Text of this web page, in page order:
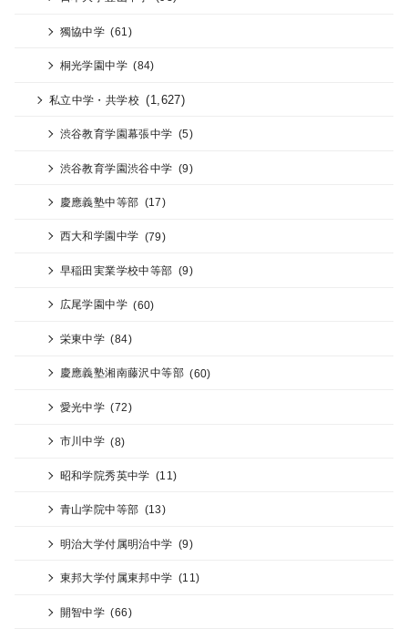
獨協中学 (61)
桐光学園中学 (84)
私立中学・共学校 (1,627)
渋谷教育学園幕張中学 (5)
渋谷教育学園渋谷中学 (9)
慶應義塾中等部 (17)
西大和学園中学 (79)
早稲田実業学校中等部 (9)
広尾学園中学 (60)
栄東中学 (84)
慶應義塾湘南藤沢中等部 (60)
愛光中学 (72)
市川中学 (8)
昭和学院秀英中学 (11)
青山学院中等部 (13)
明治大学付属明治中学 (9)
東邦大学付属東邦中学 (11)
開智中学 (66)